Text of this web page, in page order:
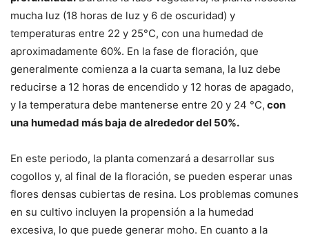
mucha luz (18 horas de luz y 6 de oscuridad) y
temperaturas entre 22 y 25°C, con una humedad de
aproximadamente 60%. En la fase de floración, que
generalmente comienza a la cuarta semana, la luz debe
reducirse a 12 horas de encendido y 12 horas de apagado,
y la temperatura debe mantenerse entre 20 y 24 °C, con
una humedad más baja de alrededor del 50%.
En este periodo, la planta comenzará a desarrollar sus
cogollos y, al final de la floración, se pueden esperar unas
flores densas cubiertas de resina. Los problemas comunes
en su cultivo incluyen la propensión a la humedad
excesiva, lo que puede generar moho. En cuanto a la